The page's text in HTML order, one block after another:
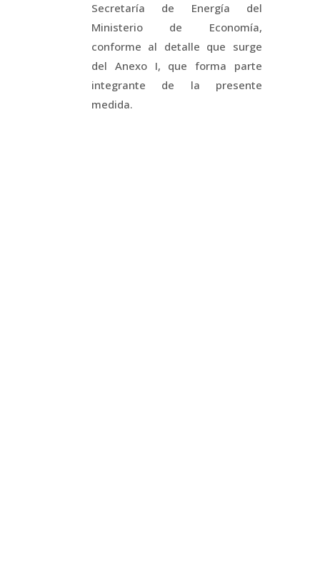
Secretaría de Energía del
Ministerio de Economía,
conforme al detalle que surge
del Anexo I, que forma parte
integrante de la presente
medida.